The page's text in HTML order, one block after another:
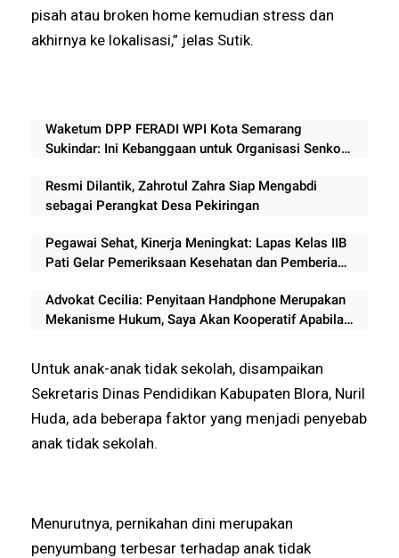
pisah atau broken home kemudian stress dan
akhirnya ke lokalisasi,” jelas Sutik.
Waketum DPP FERADI WPI Kota Semarang
Sukindar: Ini Kebanggaan untuk Organisasi Senkom
Resmi Dilantik, Zahrotul Zahra Siap Mengabdi
sebagai Perangkat Desa Pekiringan
Pegawai Sehat, Kinerja Meningkat: Lapas Kelas IIB
Pati Gelar Pemeriksaan Kesehatan dan Pemberian
Advokat Cecilia: Penyitaan Handphone Merupakan
Mekanisme Hukum, Saya Akan Kooperatif Apabila
Untuk anak-anak tidak sekolah, disampaikan
Sekretaris Dinas Pendidikan Kabupaten Blora, Nuril
Huda, ada beberapa faktor yang menjadi penyebab
anak tidak sekolah.
Menurutnya, pernikahan dini merupakan
penyumbang terbesar terhadap anak tidak